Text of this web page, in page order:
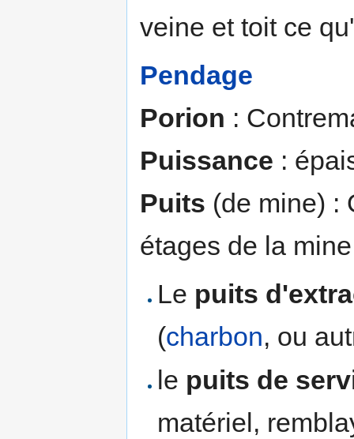
veine et toit ce
Pendage
Porion :
Puissance :
Puits (de mine) :
étages de la
Le puits
(charbon, ou
le puits de
matériel,